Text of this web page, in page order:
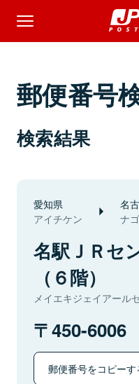
郵便番号
検索結果
愛知県
アイチケン
名
ナ
名駅ＪＲセ
（６階）
メイエキジェイアール
450-6006
郵便番号をコピーす